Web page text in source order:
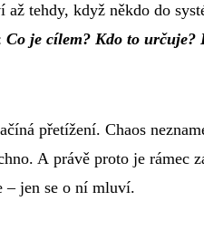
až tehdy, když někdo do
Co je cílem? Kdo to určuje?
přetížení. Chaos
A právě proto je rámec
– jen se o ní mluví.